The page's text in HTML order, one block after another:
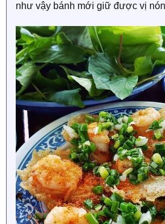
như vậy bánh mới giữ được vị